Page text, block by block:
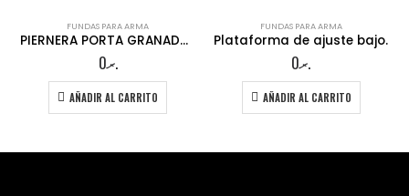
FUNDAS PARA ARMA
PIERNERA PORTA GRANADAS 6P
.ރ0
AÑADIR AL CARRITO
FUNDAS PARA ARMA
Plataforma de ajuste bajo.
.ރ0
AÑADIR AL CARRITO